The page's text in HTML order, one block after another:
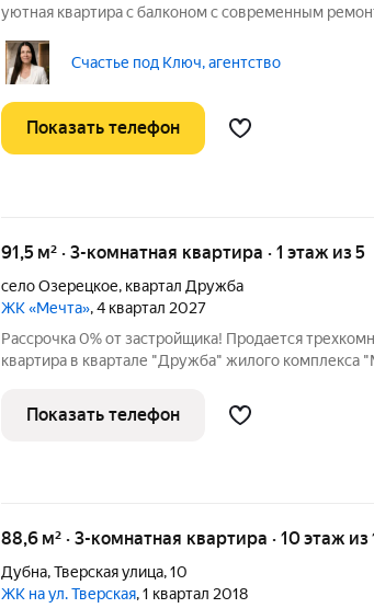
уютная квартира с балконом с современным
обременений, полная стоимость в договоре
- Трёхкамерные
Счастье под Ключ, агентство
Показать телефон
91,5 м² · 3-комнатная квартира · 1 этаж из 5
село Озерецкое, квартал Дружба
ЖК «Мечта», 4 квартал 2027
Рассрочка 0% от застройщика! Продается трехкомнатная
квартира в квартале "Дружба" жилого комплекса
2027 г. Отделка: Чистовая ОСОБЕННОСТИ: - Просторная кухня-
гостиная -
Показать телефон
88,6 м² · 3-комнатная квартира · 10 этаж из
Дубна,Тверская улица,10
ЖК на ул. Тверская, 1 квартал 2018